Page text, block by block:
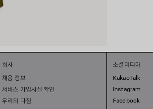
회사
채용 정보
서비스 가입사실 확인
우리의 다짐
소셜미디어
KakaoTalk
Instagram
Facebook